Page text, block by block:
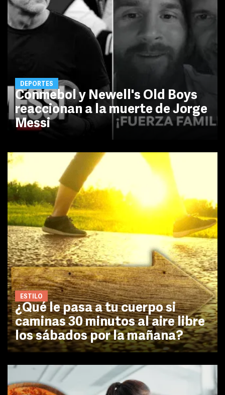
DEPORTES
Conmebol y Newell's Old Boys
reaccionan a la muerte de Jorge
Messi
ESTILO
¿Qué le pasa a tu cuerpo si
caminas 30 minutos al aire libre
los sábados por la mañana?